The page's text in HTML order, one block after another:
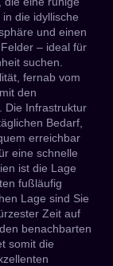
die idyllische
und einen
– ideal für
suchen.
fernab vom
den
Die Infrastruktur
Bedarf,
erreichbar
eine schnelle
ist die Lage
fußläufig
Lage sind Sie
Zeit auf
benachbarten
somit die